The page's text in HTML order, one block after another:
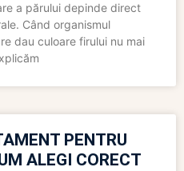
a părului depinde direct
Când organismul
dau culoare firului nu mai
PENTRU
ALEGI CORECT